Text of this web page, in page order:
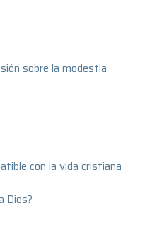
sobre la modestia
con la vida cristiana
Dios?